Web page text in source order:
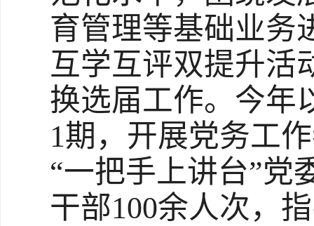
育管理等基础业务
互学互评双提升活
换选届工作。今年
1期，开展党务工
“一把手上讲台”党
干部100余人次，